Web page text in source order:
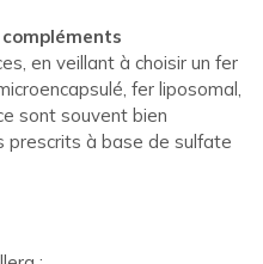
compléments
en veillant à choisir un fer
fer liposomal,
sont souvent bien
prescrits à base de sulfate